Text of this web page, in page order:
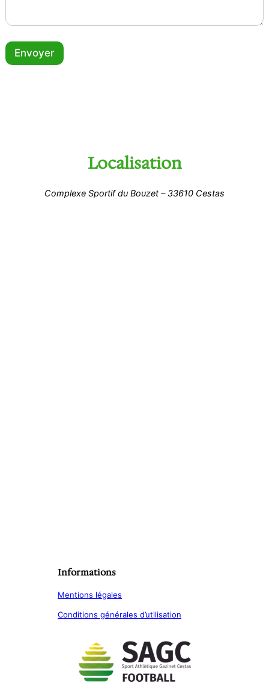
Envoyer
Localisation
Complexe Sportif du Bouzet – 33610 Cestas
Informations
Mentions légales
Conditions générales d’utilisation